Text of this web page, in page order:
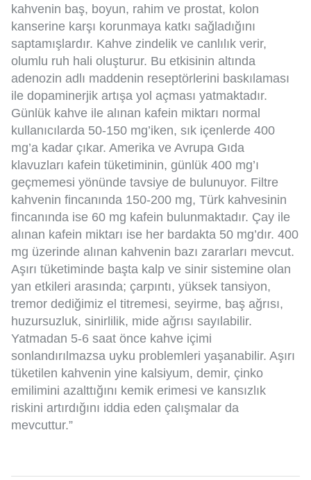
kahvenin baş, boyun, rahim ve prostat, kolon
kanserine karşı korunmaya katkı sağladığını
saptamışlardır. Kahve zindelik ve canlılık verir,
olumlu ruh hali oluşturur. Bu etkisinin altında
adenozin adlı maddenin reseptörlerini baskılaması
ile dopaminerjik artışa yol açması yatmaktadır.
Günlük kahve ile alınan kafein miktarı normal
kullanıcılarda 50-150 mg’iken, sık içenlerde 400
mg’a kadar çıkar. Amerika ve Avrupa Gıda
klavuzları kafein tüketiminin, günlük 400 mg’ı
geçmemesi yönünde tavsiye de bulunuyor. Filtre
kahvenin fincanında 150-200 mg, Türk kahvesinin
fincanında ise 60 mg kafein bulunmaktadır. Çay ile
alınan kafein miktarı ise her bardakta 50 mg’dır. 400
mg üzerinde alınan kahvenin bazı zararları mevcut.
Aşırı tüketiminde başta kalp ve sinir sistemine olan
yan etkileri arasında; çarpıntı, yüksek tansiyon,
tremor dediğimiz el titremesi, seyirme, baş ağrısı,
huzursuzluk, sinirlilik, mide ağrısı sayılabilir.
Yatmadan 5-6 saat önce kahve içimi
sonlandırılmazsa uyku problemleri yaşanabilir. Aşırı
tüketilen kahvenin yine kalsiyum, demir, çinko
emilimini azalttığını kemik erimesi ve kansızlık
riskini artırdığını iddia eden çalışmalar da
mevcuttur.”